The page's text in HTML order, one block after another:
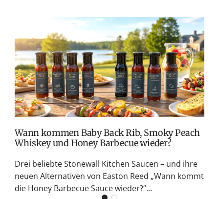
Wann kommen Baby Back Rib, Smoky Peach
Whiskey und Honey Barbecue wieder?
Drei beliebte Stonewall Kitchen Saucen – und ihre
neuen Alternativen von Easton Reed „Wann kommt
die Honey Barbecue Sauce wieder?“...